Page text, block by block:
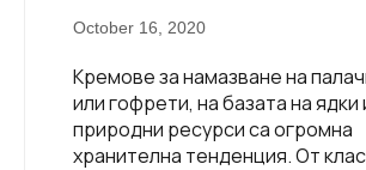
October 16, 2020
Kремове за намазване на
или гофрети, на базата на ядки
природни ресурси са огромна
хранителна тенденция. От